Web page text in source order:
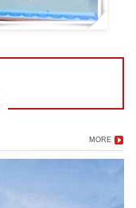
MORE